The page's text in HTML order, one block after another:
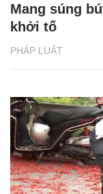
PHÁP LUẬT
Mang súng
khởi tố